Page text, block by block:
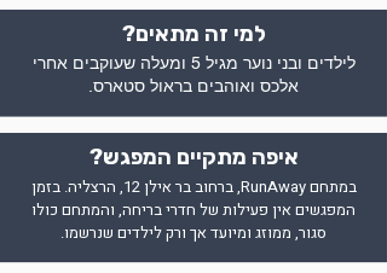
למי זה מתאים?
לילדים ובני נוער מגיל 5 ומעלה שעוקבים אחרי
אלכס ואוהבים בראול סטארס.
איפה מתקיים המפגש?
במתחם RunAway, ברחוב בר אילן 12, הרצליה. בזמן
המפגשים אין פעילות של חדרי בריחה, והמתחם כולו
סגור, ממוזג ומיועד אך ורק לילדים שנרשמו.